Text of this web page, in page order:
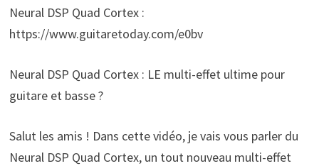
Neural DSP Quad Cortex :
https://www.guitaretoday.com/e0bv
Neural DSP Quad Cortex : LE multi-effet ultime pour
guitare et basse ?
Salut les amis ! Dans cette vidéo, je vais vous parler du
Neural DSP Quad Cortex, un tout nouveau multi-effet